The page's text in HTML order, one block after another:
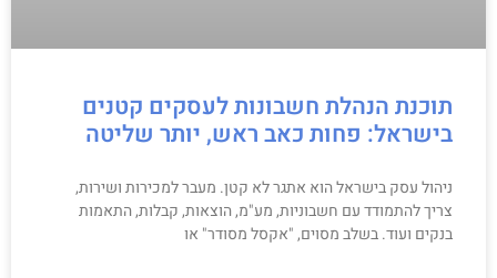
תוכנת הנהלת חשבונות לעסקים קטנים
בישראל: פחות כאב ראש, יותר שליטה
ניהול עסק בישראל הוא אתגר לא קטן. מעבר למכירות ושירות,
צריך להתמודד עם חשבוניות, מע"מ, הוצאות, קבלות, התאמות
בנקים ועוד. בשלב מסוים, "אקסל מסודר" או